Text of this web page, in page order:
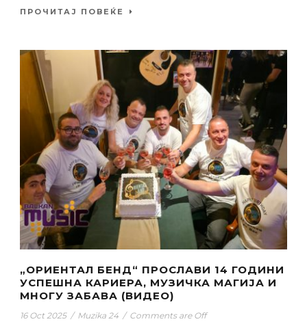
ПРОЧИТАЈ ПОВЕЌЕ
„ОРИЕНТАЛ БЕНД“ ПРОСЛАВИ 14 ГОДИНИ
УСПЕШНА КАРИЕРА, МУЗИЧКА МАГИЈА И
МНОГУ ЗАБАВА (ВИДЕО)
16 Oct 2025 / Muzika 24 / Comments are Off